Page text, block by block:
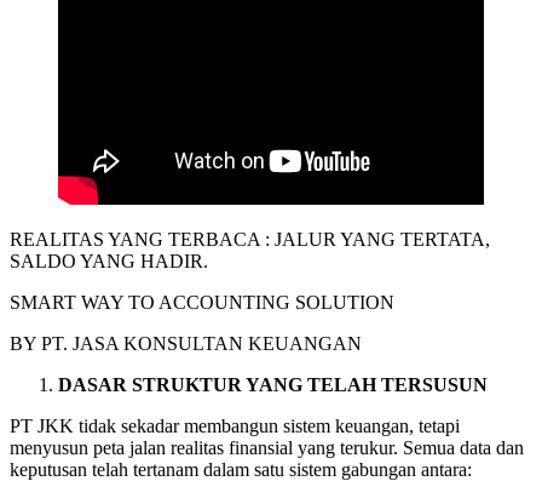
REALITAS YANG TERBACA : JALUR YANG TERTATA,
SALDO YANG HADIR.
SMART WAY TO ACCOUNTING SOLUTION
BY PT. JASA KONSULTAN KEUANGAN
DASAR STRUKTUR YANG TELAH TERSUSUN
PT JKK tidak sekadar membangun sistem keuangan, tetapi
menyusun peta jalan realitas finansial yang terukur. Semua data dan
keputusan telah tertanam dalam satu sistem gabungan antara: